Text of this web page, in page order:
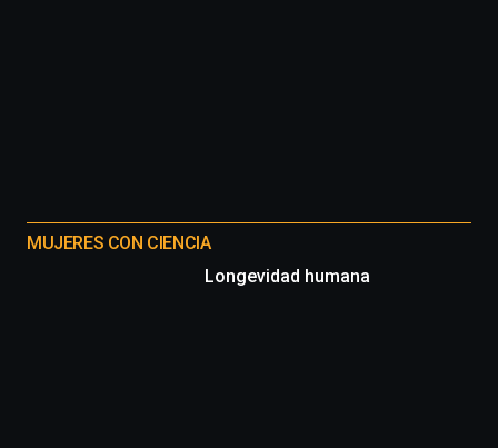
MUJERES CON CIENCIA
Longevidad humana